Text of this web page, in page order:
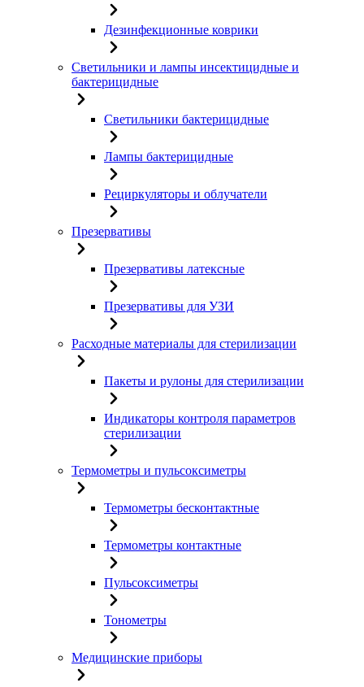
Дезинфекционные коврики
Светильники и лампы инсектицидные и
бактерицидные
Светильники бактерицидные
Лампы бактерицидные
Рециркуляторы и облучатели
Презервативы
Презервативы латексные
Презервативы для УЗИ
Расходные материалы для стерилизации
Пакеты и рулоны для стерилизации
Индикаторы контроля параметров
стерилизации
Термометры и пульсоксиметры
Термометры бесконтактные
Термометры контактные
Пульсоксиметры
Тонометры
Медицинские приборы